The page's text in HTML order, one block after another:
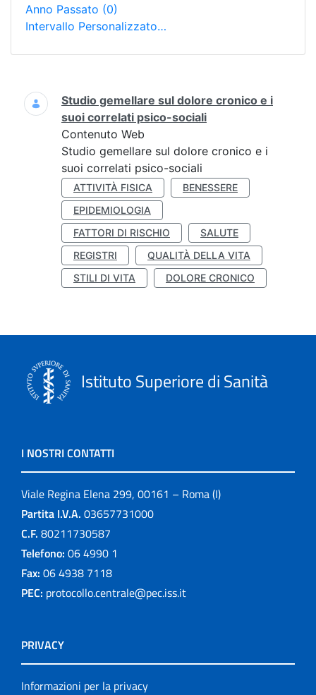
Anno Passato (0)
Intervallo Personalizzato…
Ricerca
Studio gemellare sul dolore cronico e i
suoi correlati psico-sociali
Contenuto Web
Studio gemellare sul dolore cronico e i
suoi correlati psico-sociali
ATTIVITÀ FISICA
BENESSERE
EPIDEMIOLOGIA
FATTORI DI RISCHIO
SALUTE
REGISTRI
QUALITÀ DELLA VITA
STILI DI VITA
DOLORE CRONICO
Istituto Superiore di Sanità
I NOSTRI CONTATTI
Viale Regina Elena 299, 00161 – Roma (I)
Partita I.V.A. 03657731000
C.F. 80211730587
Telefono: 06 4990 1
Fax: 06 4938 7118
PEC: protocollo.centrale@pec.iss.it
PRIVACY
Informazioni per la privacy